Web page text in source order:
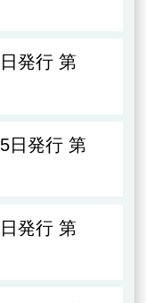
発行 第
日発行 第
発行 第